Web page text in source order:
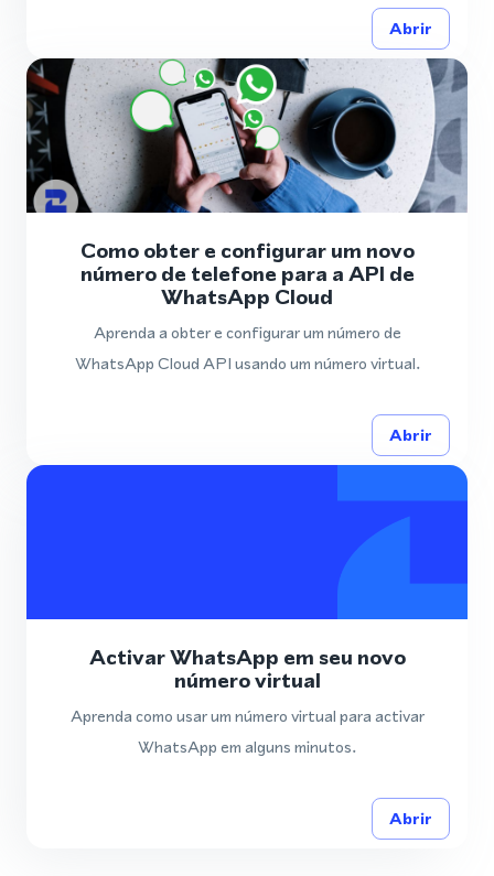
Abrir
Como obter e configurar um novo
número de telefone para a API de
WhatsApp Cloud
Aprenda a obter e configurar um número de
WhatsApp Cloud API usando um número virtual.
Abrir
Activar WhatsApp em seu novo
número virtual
Aprenda como usar um número virtual para activar
WhatsApp em alguns minutos.
Abrir